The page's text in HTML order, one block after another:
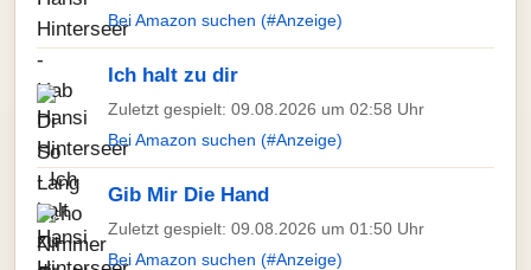
Bei Amazon suchen (#Anzeige)
Ich halt zu dir
Zuletzt gespielt: 09.08.2026 um 02:58 Uhr
Bei Amazon suchen (#Anzeige)
Gib Mir Die Hand
Zuletzt gespielt: 09.08.2026 um 01:50 Uhr
Bei Amazon suchen (#Anzeige)